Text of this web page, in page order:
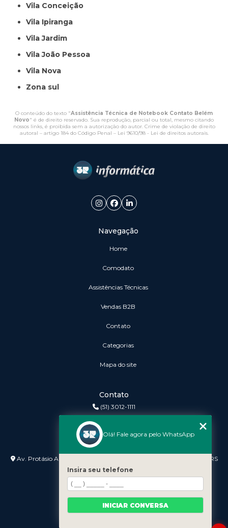
Vila Conceição
Vila Ipiranga
Vila Jardim
Vila João Pessoa
Vila Nova
Zona sul
O conteúdo do texto "Assistência Técnica de Notebook Contato Belém
Novo" é de direito reservado. Sua reprodução, parcial ou total, mesmo citando
nossos links, é proibida sem a autorização do autor. Crime de violação de direito
autoral – artigo 184 do Código Penal – Lei 9610/98 - Lei de direitos autorais.
Navegação
Home
Comodato
Assistências Técnicas
vendas B2B
Contato
Categorias
Mapa do site
Contato
(51) 3012-1111
Endereço
Av. Protásio Alves nº 3240 Lojas 7 e 8 - Petrópolis - Porto Alegre - RS
- 90410-007
Olá! Fale agora pelo WhatsApp
Insira seu telefone
INICIAR CONVERSA